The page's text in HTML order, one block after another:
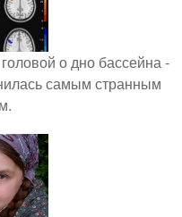
о дно бассейна -
самым странным